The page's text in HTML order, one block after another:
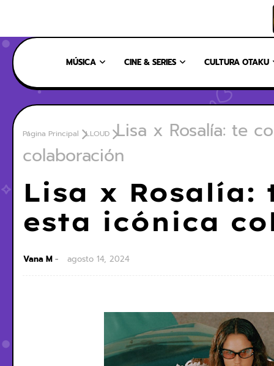
MÚSICA CINE & SERIES CULTURA OTAKU
Página Principal LLOUD
Lisa x Rosalía: te
colaboración
Lisa x Rosalía:
esta icónica
Vana M agosto 14, 2024